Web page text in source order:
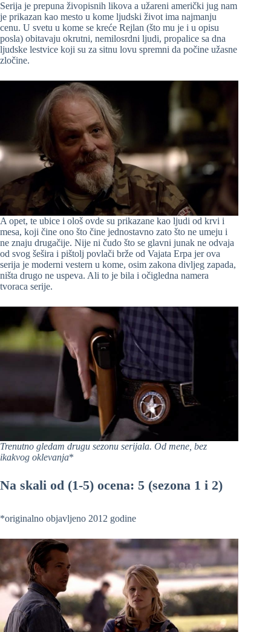
Serija je prepuna živopisnih likova a užareni američki jug nam
je prikazan kao mesto u kome ljudski život ima najmanju
cenu. U svetu u kome se kreće Rejlan (što mu je i u opisu
posla) obitavaju okrutni, nemilosrdni ljudi, propalice sa dna
ljudske lestvice koji su za sitnu lovu spremni da počine užasne
zločine.
A opet, te ubice i ološ ovde su prikazane kao ljudi od krvi i
mesa, koji čine ono što čine jednostavno zato što ne umeju i
ne znaju drugačije. Nije ni čudo što se glavni junak ne odvaja
od svog šešira i pištolj povlači brže od Vajata Erpa jer ova
serija je moderni vestern u kome, osim zakona divljeg zapada,
ništa drugo ne uspeva. Ali to je bila i očigledna namera
tvoraca serije.
Trenutno gledam drugu sezonu serijala. Od mene, bez
ikakvog oklevanja*
Na skali od (1-5) ocena: 5 (sezona 1 i 2)
*originalno objavljeno 2012 godine